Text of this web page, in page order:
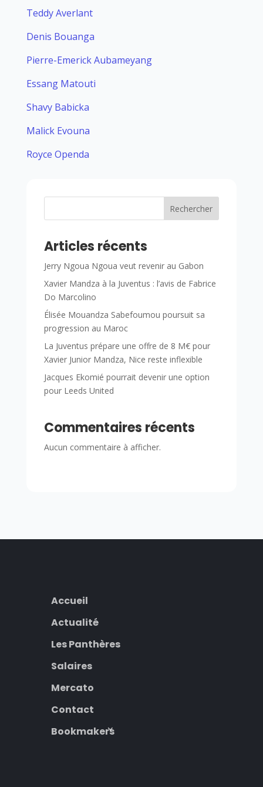
Teddy Averlant
Denis Bouanga
Pierre-Emerick Aubameyang
Essang Matouti
Shavy Babicka
Malick Evouna
Royce Openda
Rechercher
Articles récents
Jerry Ngoua Ngoua veut revenir au Gabon
Xavier Mandza à la Juventus : l’avis de Fabrice
Do Marcolino
Élisée Mouandza Sabefoumou poursuit sa
progression au Maroc
La Juventus prépare une offre de 8 M€ pour
Xavier Junior Mandza, Nice reste inflexible
Jacques Ekomié pourrait devenir une option
pour Leeds United
Commentaires récents
Aucun commentaire à afficher.
Accueil
Actualité
Les Panthères
Salaires
Mercato
Contact
Bookmakers